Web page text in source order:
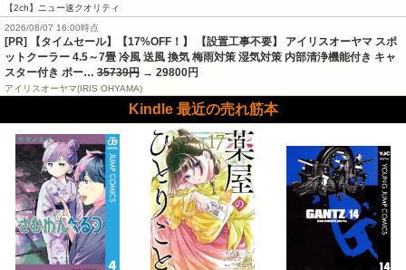
【2ch】ニュー速クオリティ
2026/08/07 16:00時点
[PR] 【タイムセール】【17%OFF！】 【設置工事不要】 アイリスオーヤマ スポ
ットクーラー 4.5～7畳 冷風 送風 換気 梅雨対策 湿気対策 内部清浄機能付き キャ
スター付き ポー… 35739円 → 29800円
アイリスオーヤマ(IRIS OHYAMA)
Kindle 最近の売れ筋本